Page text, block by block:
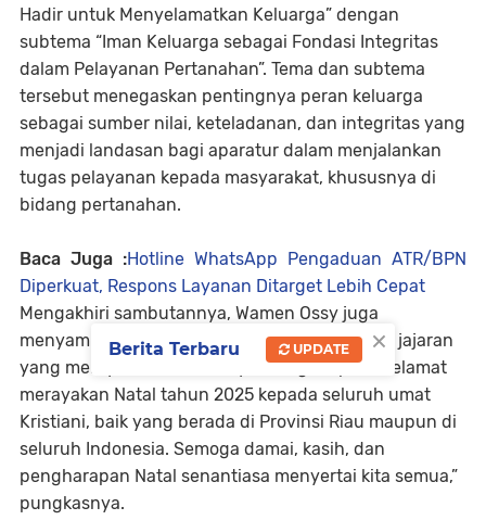
Hadir untuk Menyelamatkan Keluarga” dengan
subtema “Iman Keluarga sebagai Fondasi Integritas
dalam Pelayanan Pertanahan”. Tema dan subtema
tersebut menegaskan pentingnya peran keluarga
sebagai sumber nilai, keteladanan, dan integritas yang
menjadi landasan bagi aparatur dalam menjalankan
tugas pelayanan kepada masyarakat, khususnya di
bidang pertanahan.
Baca Juga :Hotline WhatsApp Pengaduan ATR/BPN
Diperkuat, Respons Layanan Ditarget Lebih Cepat
Mengakhiri sambutannya, Wamen Ossy juga
menyampaikan doa dan harapan bagi seluruh jajaran
yang merayakan Natal. “Saya mengucapkan selamat
merayakan Natal tahun 2025 kepada seluruh umat
Kristiani, baik yang berada di Provinsi Riau maupun di
seluruh Indonesia. Semoga damai, kasih, dan
pengharapan Natal senantiasa menyertai kita semua,”
pungkasnya.
×
Berita Terbaru UPDATE